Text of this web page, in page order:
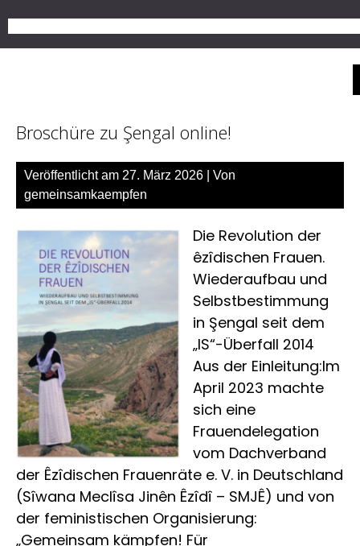
springen
Broschüre zu Şengal online!
Veröffentlicht am 27. März 2026 | Von
gemeinsamkaempfen
Die Revolution der
êzîdischen Frauen.
Wiederaufbau und
Selbstbestimmung
in Şengal seit dem
„IS“-Überfall 2014
Aus der Einleitung:Im
April 2023 machte
sich eine
Frauendelegation
vom Dachverband
der Êzîdischen Frauenräte e. V. in Deutschland
(Sîwana Meclîsa Jinên Êzîdî – SMJÊ) und von
der feministischen Organisierung:
„Gemeinsam kämpfen! Für